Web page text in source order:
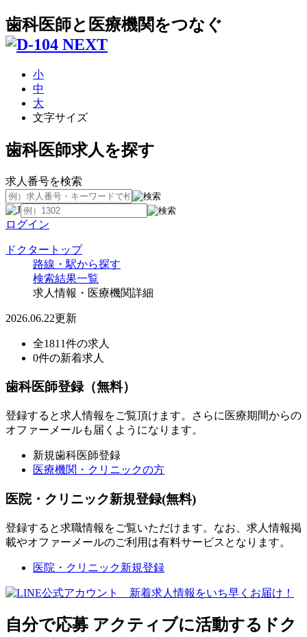
歯科医師と医療機関をつなぐ
小
中
大
文字サイズ
歯科医師求人を探す
求人番号を検索
ログイン
ドクタートップ
路線・駅から探す
検索結果一覧
求人情報・医療機関詳細
2026.06.22更新
全1811件の求人
0件の新着求人
歯科医師登録（無料）
登録すると求人情報をご覧頂けます。さらに医療期間からの
オファーメールも届くようになります。
新規歯科医師登録
医療機関・クリニックの方
医院・クリニック新規登録(無料)
登録すると求職情報をご覧いただけます。なお、求人情報掲
載やオファーメールのご利用は有料サービスとなります。
医院・クリニック新規登録
自分で応募 アクティブに活動するドク